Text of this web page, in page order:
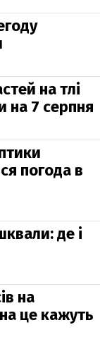
на тлі
на 7 серпня
погода в
де і
на
це кажуть